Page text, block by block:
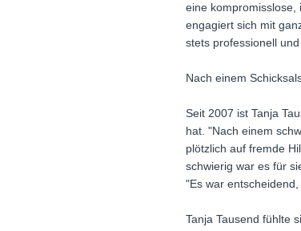
eine kompromisslose,
engagiert sich mit
stets professionell
Nach einem
Seit 2007 ist Tanja
hat. "Nach einem
plötzlich auf fremde
schwierig war es für
"Es war
Tanja Tausend fühlte